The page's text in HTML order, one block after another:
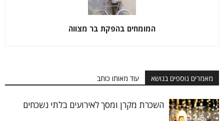
המומחים בהפקת בר מצווה
מאמרים נוספים בנושא עוד מאותו כותב
השכרת מקרן ומסך לאירועים בלתי נשכחים